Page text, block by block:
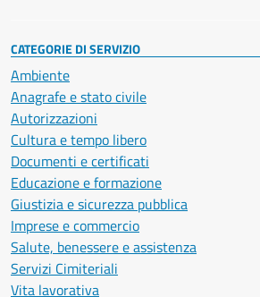
CATEGORIE DI SERVIZIO
Ambiente
Anagrafe e stato civile
Autorizzazioni
Cultura e tempo libero
Documenti e certificati
Educazione e formazione
Giustizia e sicurezza pubblica
Imprese e commercio
Salute, benessere e assistenza
Servizi Cimiteriali
Vita lavorativa